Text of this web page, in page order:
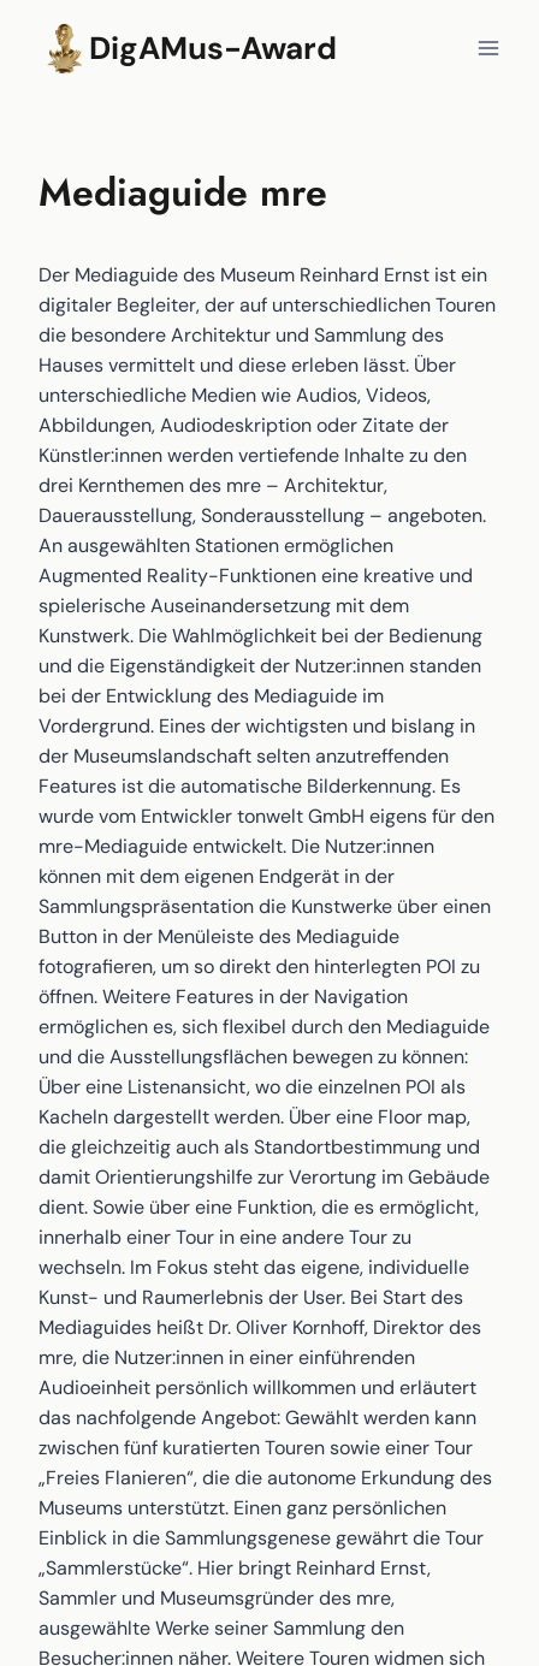
springen
DigAMus-Award
Mediaguide mre
Der Mediaguide des Museum Reinhard Ernst ist ein
digitaler Begleiter, der auf unterschiedlichen Touren
die besondere Architektur und Sammlung des
Hauses vermittelt und diese erleben lässt. Über
unterschiedliche Medien wie Audios, Videos,
Abbildungen, Audiodeskription oder Zitate der
Künstler:innen werden vertiefende Inhalte zu den
drei Kernthemen des mre – Architektur,
Dauerausstellung, Sonderausstellung – angeboten.
An ausgewählten Stationen ermöglichen
Augmented Reality-Funktionen eine kreative und
spielerische Auseinandersetzung mit dem
Kunstwerk. Die Wahlmöglichkeit bei der Bedienung
und die Eigenständigkeit der Nutzer:innen standen
bei der Entwicklung des Mediaguide im
Vordergrund. Eines der wichtigsten und bislang in
der Museumslandschaft selten anzutreffenden
Features ist die automatische Bilderkennung. Es
wurde vom Entwickler tonwelt GmbH eigens für den
mre-Mediaguide entwickelt. Die Nutzer:innen
können mit dem eigenen Endgerät in der
Sammlungspräsentation die Kunstwerke über einen
Button in der Menüleiste des Mediaguide
fotografieren, um so direkt den hinterlegten POI zu
öffnen. Weitere Features in der Navigation
ermöglichen es, sich flexibel durch den Mediaguide
und die Ausstellungsflächen bewegen zu können:
Über eine Listenansicht, wo die einzelnen POI als
Kacheln dargestellt werden. Über eine Floor map,
die gleichzeitig auch als Standortbestimmung und
damit Orientierungshilfe zur Verortung im Gebäude
dient. Sowie über eine Funktion, die es ermöglicht,
innerhalb einer Tour in eine andere Tour zu
wechseln. Im Fokus steht das eigene, individuelle
Kunst- und Raumerlebnis der User. Bei Start des
Mediaguides heißt Dr. Oliver Kornhoff, Direktor des
mre, die Nutzer:innen in einer einführenden
Audioeinheit persönlich willkommen und erläutert
das nachfolgende Angebot: Gewählt werden kann
zwischen fünf kuratierten Touren sowie einer Tour
„Freies Flanieren“, die die autonome Erkundung des
Museums unterstützt. Einen ganz persönlichen
Einblick in die Sammlungsgenese gewährt die Tour
„Sammlerstücke“. Hier bringt Reinhard Ernst,
Sammler und Museumsgründer des mre,
ausgewählte Werke seiner Sammlung den
Besucher:innen näher. Weitere Touren widmen sich